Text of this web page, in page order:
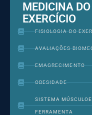
MEDICINA DO
EXERCÍCIO
FISIOLOGIA DO
AVALIAÇÕES
EMAGRECIMENTO
OBESIDADE
SISTEMA
FERRAMENTA